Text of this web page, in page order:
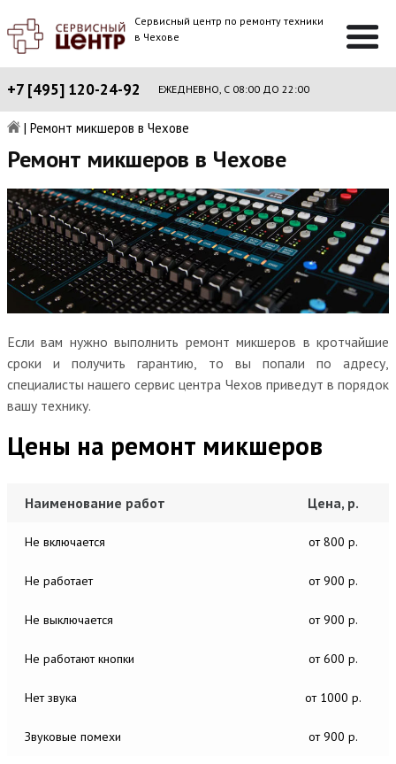
Сервисный центр по ремонту техники
в Чехове
+7 [495] 120-24-92 ЕЖЕДНЕВНО, С 08:00 ДО 22:00
| Ремонт микшеров в Чехове
Ремонт микшеров в Чехове
Если вам нужно выполнить ремонт микшеров в кротчайшие
сроки и получить гарантию, то вы попали по адресу,
специалисты нашего сервис центра Чехов приведут в порядок
вашу технику.
Цены на ремонт микшеров
Наименование работ Цена, р.
Не включается от 800 р.
Не работает от 900 р.
Не выключается от 900 р.
Не работают кнопки от 600 р.
Нет звука от 1000 р.
Звуковые помехи от 900 р.